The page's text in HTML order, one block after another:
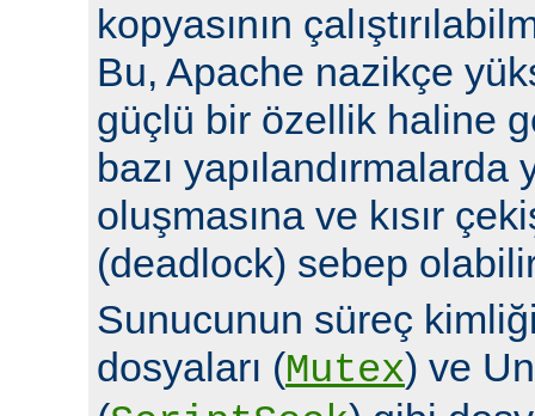
kopyasının
Bu, Apache nazikçe
güçlü bir özellik haline
bazı yapılandırmalarda
oluşmasına ve kısır
(deadlock) sebep
Sunucunun süreç
dosyaları (Mutex) ve